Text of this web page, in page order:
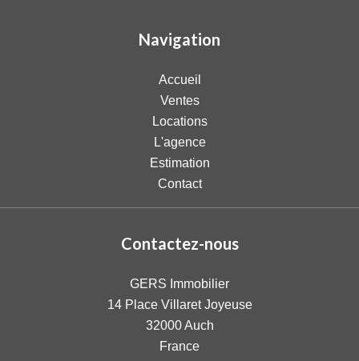
Navigation
Accueil
Ventes
Locations
L'agence
Estimation
Contact
Contactez-nous
GERS Immobilier
14 Place Villaret Joyeuse
32000Auch
France